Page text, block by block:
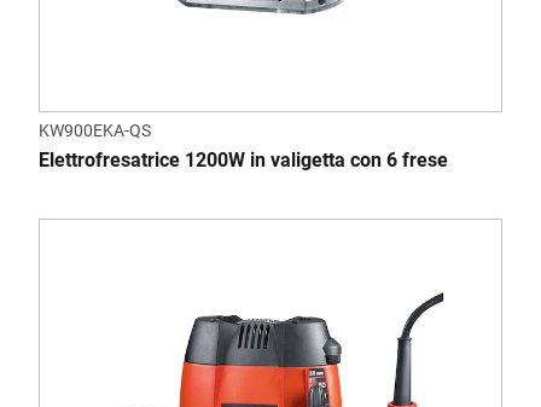
KW900EKA-QS
Elettrofresatrice 1200W in valigetta con 6 frese